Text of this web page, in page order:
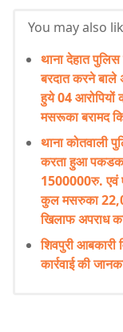
You may also
थाना देहात पुलिस
बरदात करने बाले
हुये 04 आरोपियों
मसरूका बरामद
थाना कोतवाली
करता हुआ
1500000रु. एवं
कुल मसरुका
खिलाफ अपराध
शिवपुरी आबकारी
कार्रवाई की